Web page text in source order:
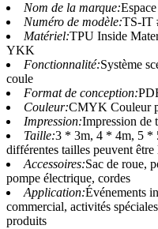
Nom de la marque:
Numéro de modèle:TS-IT
Matériel:TPU Inside
YKK
Fonctionnalité:Système
coule
Format de conception:
Couleur:CMYK Couleur
Impression:Impression de
Taille:3 * 3m, 4 * 4m, 5 *
différentes tailles peuvent
Accessoires:Sac de roue,
pompe électrique, cordes
Application:Événements
commercial, activités
produits